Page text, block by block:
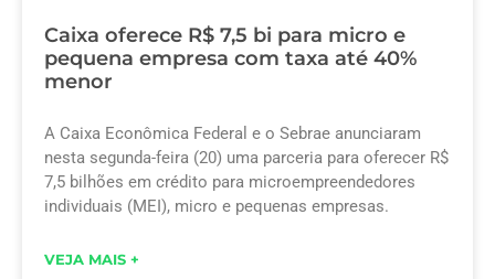
Caixa oferece R$ 7,5 bi para micro e
pequena empresa com taxa até 40%
menor
A Caixa Econômica Federal e o Sebrae anunciaram
nesta segunda-feira (20) uma parceria para oferecer R$
7,5 bilhões em crédito para microempreendedores
individuais (MEI), micro e pequenas empresas.
VEJA MAIS +